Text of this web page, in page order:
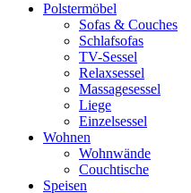
Polstermöbel
Sofas & Couches
Schlafsofas
TV-Sessel
Relaxsessel
Massagesessel
Liege
Einzelsessel
Wohnen
Wohnwände
Couchtische
Speisen